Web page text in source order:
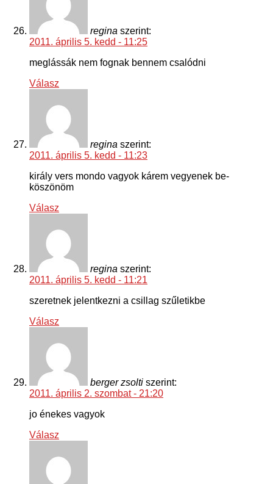
regina szerint:
2011. április 5. kedd - 11:25
meglássák nem fognak bennem csalódni
Válasz
regina szerint:
2011. április 5. kedd - 11:23
király vers mondo vagyok kárem vegyenek be-
köszönöm
Válasz
regina szerint:
2011. április 5. kedd - 11:21
szeretnek jelentkezni a csillag szűletikbe
Válasz
berger zsolti szerint:
2011. április 2. szombat - 21:20
jo énekes vagyok
Válasz